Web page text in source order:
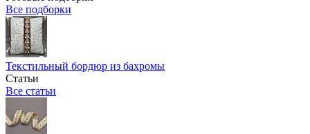
Все подборки
Текстильный бордюр из бахромы
Статьи
Все статьи